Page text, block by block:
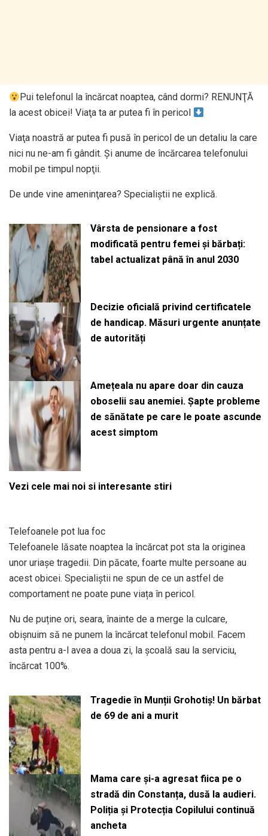
Pui telefonul la încărcat noaptea, când dormi? RENUNŢĂ
la acest obicei! Viaţa ta ar putea fi în pericol
Viaţa noastră ar putea fi pusă în pericol de un detaliu la care
nici nu ne-am fi gândit. Şi anume de încărcarea telefonului
mobil pe timpul nopţii.
De unde vine ameninţarea? Specialiştii ne explică.
Vârsta de pensionare a fost
modificată pentru femei și bărbați:
tabel actualizat până în anul 2030
Decizie oficială privind certificatele
de handicap. Măsuri urgente anunțate
de autorități
Amețeala nu apare doar din cauza
oboselii sau anemiei. Șapte probleme
de sănătate pe care le poate ascunde
acest simptom
Vezi cele mai noi si interesante stiri
Telefoanele pot lua foc
Telefoanele lăsate noaptea la încărcat pot sta la originea
unor uriașe tragedii. Din păcate, foarte multe persoane au
acest obicei. Specialiștii ne spun de ce un astfel de
comportament ne poate pune viața în pericol.
Nu de puține ori, seara, înainte de a merge la culcare,
obișnuim să ne punem la încărcat telefonul mobil. Facem
asta pentru a-l avea a doua zi, la școală sau la serviciu,
încărcat 100%.
Tragedie în Munții Grohotiș! Un bărbat
de 69 de ani a murit
Mama care și-a agresat fiica pe o
stradă din Constanța, dusă la audieri.
Poliția și Protecția Copilului continuă
ancheta